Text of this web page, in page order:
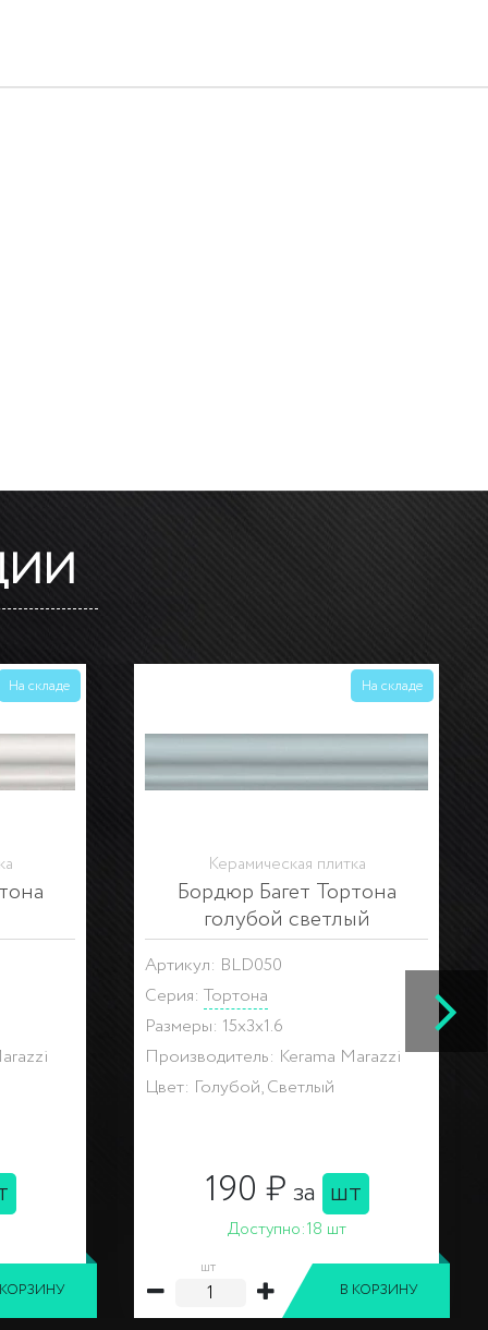
На складе На складе
Керамогранит
Карандаш Бисер золото
Артикул: POD015
Коллекция:Тракай
Размеры: 20x0,6x1.1
Производитель: Kerama Marazzi
Цвет: Желтый\Золотой
231 ₽за шт
Доступно:107 шт
шт
В КОРЗИНУ